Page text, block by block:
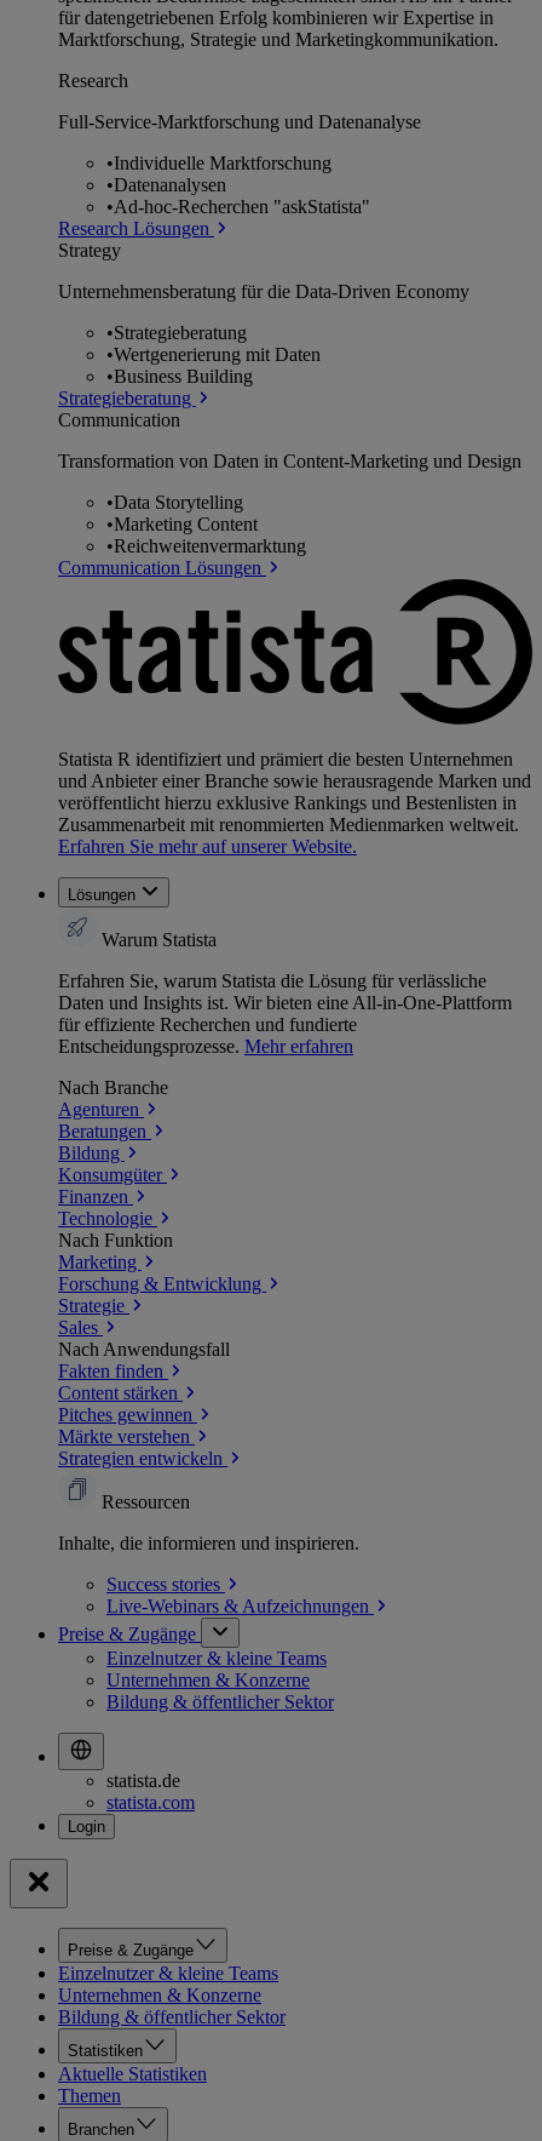
für datengetriebenen Erfolg kombinieren wir Expertise in
Marktforschung, Strategie und Marketingkommunikation.
Research
Full-Service-Marktforschung und Datenanalyse
•Individuelle Marktforschung
•Datenanalysen
•Ad-hoc-Recherchen "askStatista"
Research Lösungen
Strategy
Unternehmens­beratung für die Data-Driven Economy
•Strategieberatung
•Wertgenerierung mit Daten
•Business Building
Strategieberatung
Communication
Transformation von Daten in Content-Marketing und Design
•Data Storytelling
•Marketing Content
•Reichweitenvermarktung
Communication Lösungen
Statista R identifiziert und prämiert die besten Unternehmen
und Anbieter einer Branche sowie herausragende Marken und
veröffentlicht hierzu exklusive Rankings und Bestenlisten in
Zusammenarbeit mit renommierten Medienmarken weltweit.
Erfahren Sie mehr auf unserer Website.
Lösungen
Warum Statista
Erfahren Sie, warum Statista die Lösung für verlässliche
Daten und Insights ist. Wir bieten eine All-in-One-Plattform
für effiziente Recherchen und fundierte
Entscheidungsprozesse. Mehr erfahren
Nach Branche
Agenturen
Beratungen
Bildung
Konsumgüter
Finanzen
Technologie
Nach Funktion
Marketing
Forschung & Entwicklung
Strategie
Sales
Nach Anwendungsfall
Fakten finden
Content stärken
Pitches gewinnen
Märkte verstehen
Strategien entwickeln
Ressourcen
Inhalte, die informieren und inspirieren.
Success stories
Live-Webinars & Aufzeichnungen
Preise & Zugänge
Einzelnutzer & kleine Teams
Unternehmen & Konzerne
Bildung & öffentlicher Sektor
statista.de
statista.com
Preise & Zugänge
Einzelnutzer & kleine Teams
Unternehmen & Konzerne
Bildung & öffentlicher Sektor
Statistiken
Aktuelle Statistiken
Themen
Branchen